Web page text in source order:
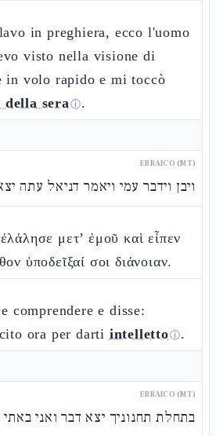
in preghiera, ecco l'uomo
visto nella visione di
in volo rapido e mi toccò
seraⓘ.
EBRAICO (MT)
ויבן וידבר עמי ויאמר דניאל עתה
μετ’ ἐμοῦ καὶ εἶπεν
ὑποδεῖξαί σοι διάνοιαν.
comprendere e disse:
ora per darti intellettoⓘ.
EBRAICO (MT)
בתחלת תחנוניך יצא דבר ואני